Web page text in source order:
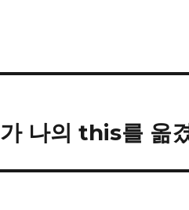
나의 this를 옮